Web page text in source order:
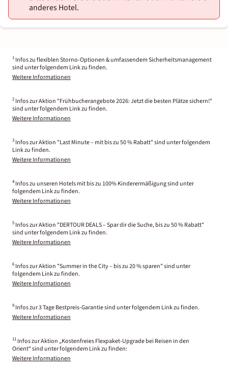
anderes Hotel.
1 Infos zu flexiblen Storno-Optionen & umfassendem Sicherheitsmanagement
sind unter folgendem Link zu finden.
Weitere Informationen
2 Infos zur Aktion "Frühbucherangebote 2026: Jetzt die besten Plätze sichern!"
sind unter folgendem Link zu finden.
Weitere Informationen
3 Infos zur Aktion "Last Minute – mit bis zu 50 % Rabatt" sind unter folgendem
Link zu finden.
Weitere Informationen
4 Infos zu unseren Hotels mit bis zu 100% Kinderermäßigung sind unter
folgendem Link zu finden.
Weitere Informationen
5 Infos zur Aktion "DERTOUR DEALS – Spar dir die Suche, bis zu 50 % Rabatt"
sind unter folgendem Link zu finden.
Weitere Informationen
6 Infos zur Aktion "Summer in the City – bis zu 20 % sparen" sind unter
folgendem Link zu finden.
Weitere Informationen
9 Infos zur 3 Tage Bestpreis-Garantie sind unter folgendem Link zu finden.
Weitere Informationen
11 Infos zur Aktion „Kostenfreies Flexpaket-Upgrade bei Reisen in den
Orient“ sind unter folgendem Link zu finden:
Weitere Informationen